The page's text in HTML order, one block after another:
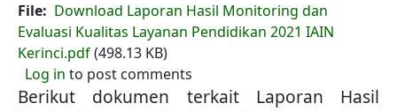
File
Download Laporan Hasil Monitoring dan
Evaluasi Kualitas Layanan Pendidikan 2021 IAIN
Kerinci.pdf(498.13 KB)
Log in to post comments
Berikut dokumen terkait Laporan Hasil